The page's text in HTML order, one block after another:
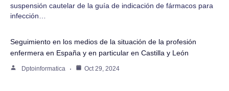
suspensión cautelar de la guía de indicación de fármacos para
infección…
Seguimiento en los medios de la situación de la profesión
enfermera en España y en particular en Castilla y León
Dptoinformatica Oct 29, 2024